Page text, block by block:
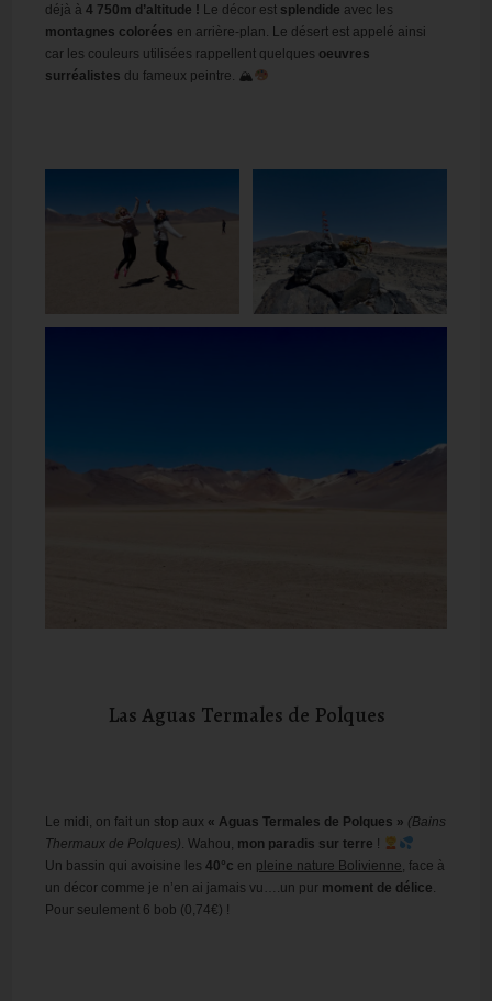
déjà à4 750m d’altitude ! Le décor est splendide avec les
montagnes colorées en arrière-plan. Le désert est appelé ainsi
car les couleurs utilisées rappellent quelques oeuvres
surréalistes du fameux peintre. 🏔
Las Aguas Termales de Polques
Le midi, on fait un stop aux « Aguas Termales de Polques » (Bains
Thermaux de Polques). Wahou, mon paradis sur terre !
Un bassin qui avoisine les40°c en pleine nature Bolivienne, face à
un décor comme je n’en ai jamais vu….un pur moment de délice.
Pour seulement 6 bob (0,74€) !